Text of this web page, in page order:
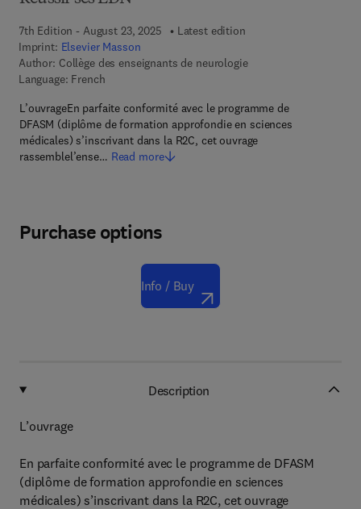
7th Edition - August 23, 2025
Latest edition
Imprint: Elsevier Masson
Author: Collège des enseignants de neurologie
Language: French
L’ouvrageEn parfaite conformité avec le programme de
DFASM (diplôme de formation approfondie en sciences
médicales) s’inscrivant dans la R2C, cet ouvrage
rassemblel’ense… Read more
Purchase options
Info / Buy
Description
L’ouvrage
En parfaite conformité avec le programme de DFASM
(diplôme de formation approfondie en sciences
médicales) s’inscrivant dans la R2C, cet ouvrage